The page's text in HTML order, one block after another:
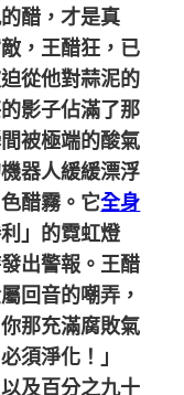
醋，才是真
，王醋狂，已
從他對蒜泥的
影子佔滿了那
被極端的酸氣
器人緩緩漂浮
醋霧。它全身
」的霓虹燈
出警報。王醋
回音的嘲弄，
那充滿腐敗氣
須淨化！」
及百分之九十